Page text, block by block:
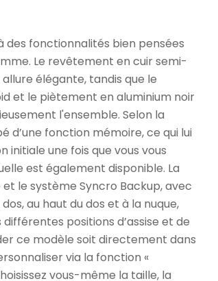
des fonctionnalités bien pensées
Le revêtement en cuir semi-
élégante, tandis que le
et le piètement en aluminium noir
l'ensemble. Selon la
d’une fonction mémoire, ce qui lui
initiale une fois que vous vous
est également disponible. La
le système Syncro Backup, avec
au haut du dos et à la nuque,
positions d’assise et de
ce modèle soit directement dans
via la fonction «
vous-même la taille, la